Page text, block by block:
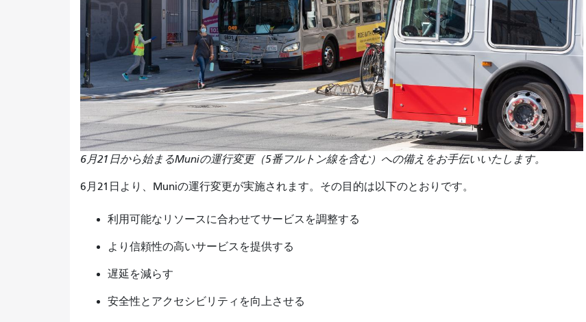
6月21日から始まるMuniの運行変更（5番フルトン線を含む）への備えをお手伝いいたします。
6月21日より、Muniの運行変更が実施されます。その目的は以下のとおりです。
利用可能なリソースに合わせてサービスを調整する
より信頼性の高いサービスを提供する
遅延を減らす
安全性とアクセシビリティを向上させる